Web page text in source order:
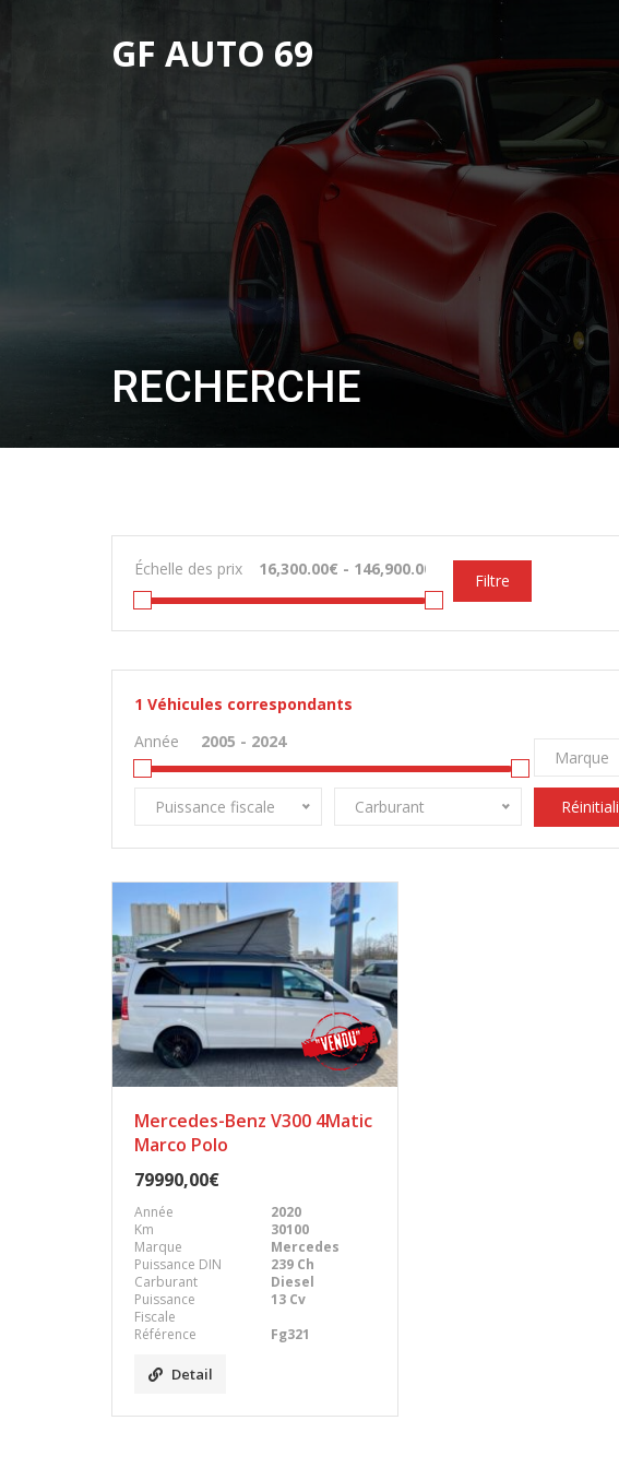
GF AUTO 69
RECHERCHE
Échelle des prix
Filtre
1 Véhicules correspondants
Année
Marque
Puissance fiscale Carburant
Mercedes-Benz V300 4Matic
Marco Polo
79990,00€
Année
2020
Km
30100
Marque
Mercedes
Puissance DIN
239 Ch
Carburant
Diesel
Puissance
Fiscale
13 Cv
Référence
Fg321
Detail